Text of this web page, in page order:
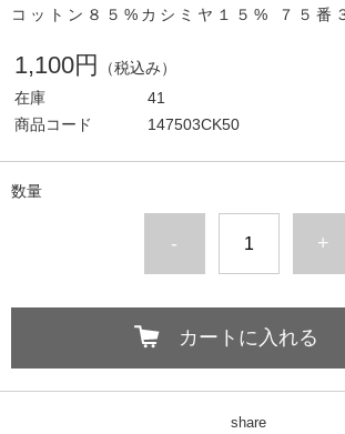
コットン８５%カシミヤ１５% ７５
1,100円
（税込み）
在庫
41
商品コード
147503CK50
数量
- +
カートに入れる
share